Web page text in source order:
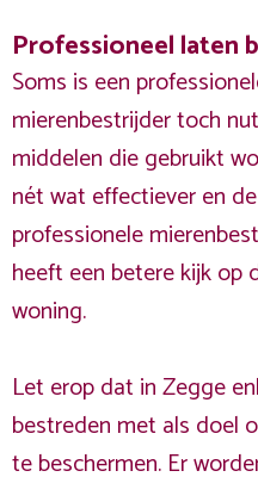
Professioneel laten
Soms is een
mierenbestrijder toch
middelen die gebruikt
nét wat effectiever en de
professionele
heeft een betere kijk op
woning.
Let erop dat in Zegge
bestreden met als doel
te beschermen. Er